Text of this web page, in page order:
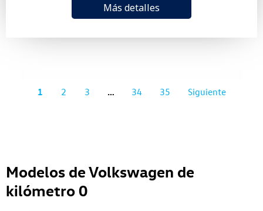
Más detalles
1 2 3 … 34 35 Siguiente
Modelos de Volkswagen de
kilómetro 0